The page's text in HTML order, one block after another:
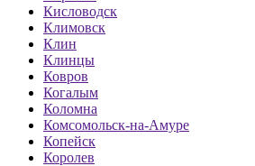
Кисловодск
Климовск
Клин
Клинцы
Ковров
Когалым
Коломна
Комсомольск-на-Амуре
Копейск
Королев